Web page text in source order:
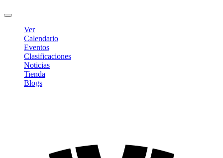
Ver
Calendario
Eventos
Clasificaciones
Noticias
Tienda
Blogs